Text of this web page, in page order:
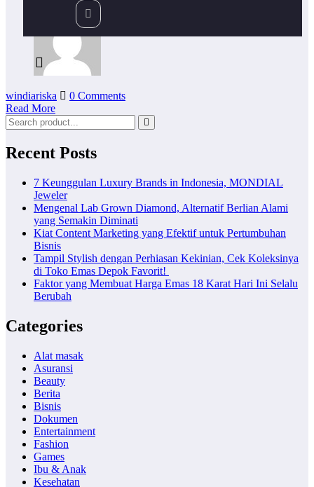
windiariska
0 Comments
Read More
Recent Posts
7 Keunggulan Luxury Brands in Indonesia, MONDIAL
Jeweler
Mengenal Lab Grown Diamond, Alternatif Berlian Alami
yang Semakin Diminati
Kiat Content Marketing yang Efektif untuk Pertumbuhan
Bisnis
Tampil Stylish dengan Perhiasan Kekinian, Cek Koleksinya
di Toko Emas Depok Favorit!
Faktor yang Membuat Harga Emas 18 Karat Hari Ini Selalu
Berubah
Categories
Alat masak
Asuransi
Beauty
Berita
Bisnis
Dokumen
Entertainment
Fashion
Games
Ibu & Anak
Kesehatan